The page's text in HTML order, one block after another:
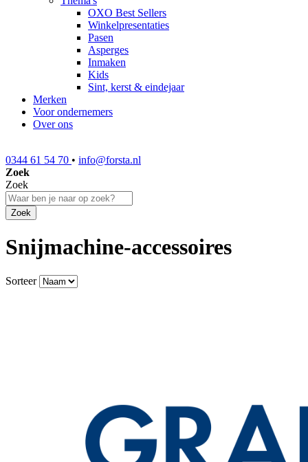
OXO Best Sellers
Winkelpresentaties
Pasen
Asperges
Inmaken
Kids
Sint, kerst & eindejaar
Merken
Voor ondernemers
Over ons
0344 61 54 70 • info@forsta.nl
Zoek
Zoek
Zoek
Snijmachine-accessoires
Sorteer